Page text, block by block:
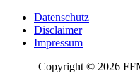
Datenschutz
Disclaimer
Impressum
Copyright © 2026